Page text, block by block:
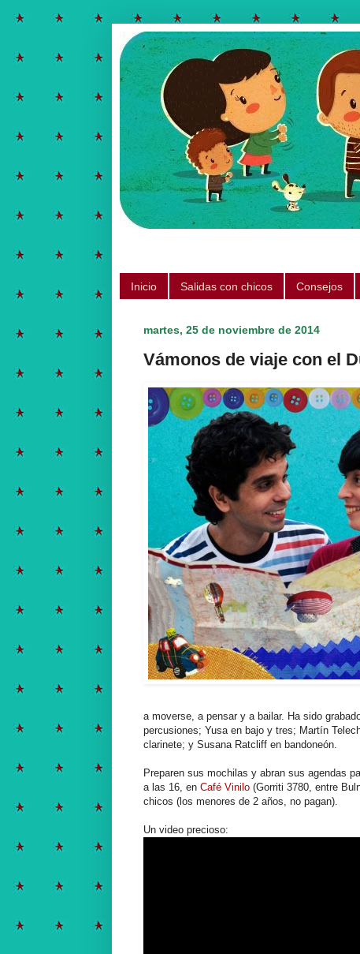
Inicio Salidas con chicos Consejos
martes, 25 de noviembre de 2014
Vámonos de viaje con el
a moverse, a pensar y a bailar. Ha sido
percusiones; Yusa en bajo y tres; Martín
clarinete; y Susana Ratcliff en bandoneón.
Preparen sus mochilas y abran sus agendas
a las 16, en Café Vinilo (Gorriti 3780, entre
chicos (los menores de 2 años, no pagan).
Un video precioso: